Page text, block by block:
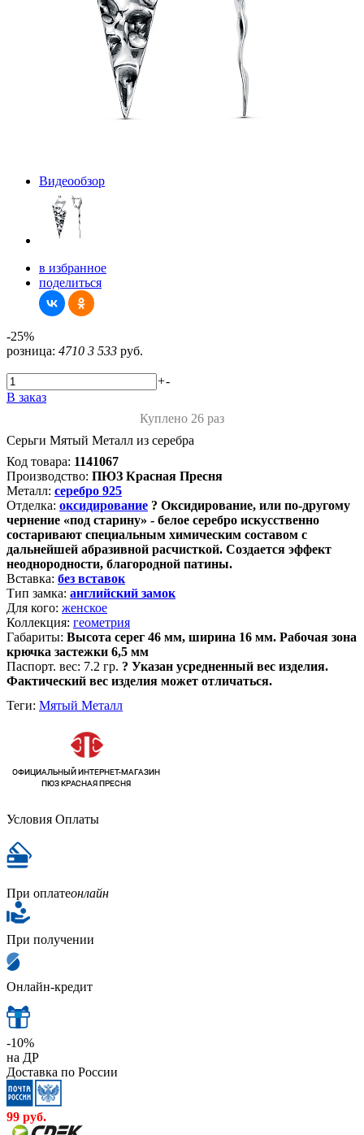
Видеообзор
в избранное
поделиться
-25%
розница: 4710 3 533 руб.
+-
В заказ
Куплено 26 раз
Серьги Мятый Металл из серебра
Код товара: 1141067
Производство: ПЮЗ Красная Пресня
Металл: серебро 925
Отделка: оксидирование ? Оксидирование, или по-другому
чернение «под старину» - белое серебро искусственно
состаривают специальным химическим составом с
дальнейшей абразивной расчисткой. Создается эффект
неоднородности, благородной патины.
Вставка: без вставок
Тип замка: английский замок
Для кого: женское
Коллекция: геометрия
Габариты: Высота серег 46 мм, ширина 16 мм. Рабочая зона
крючка застежки 6,5 мм
Паспорт. вес: 7.2 гр. ? Указан усредненный вес изделия.
Фактический вес изделия может отличаться.
Теги: Мятый Металл
Условия Оплаты
При оплатеонлайн
При получении
Онлайн-кредит
-10%
на ДР
Доставка по России
99 руб.